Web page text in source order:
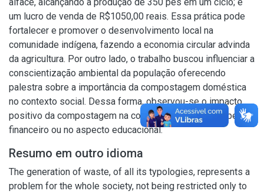
um lucro de venda de R$1050,00 reais. Essa prática pode
fortalecer e promover o desenvolvimento local na
comunidade indígena, fazendo a economia circular advinda
da agricultura. Por outro lado, o trabalho buscou influenciar a
conscientização ambiental da população oferecendo
palestra sobre a importância da compostagem doméstica
no contexto social. Dessa forma, observou-se o impacto
positivo da compostagem na comunidade, seja no aspecto
financeiro ou no aspecto educacional.
Resumo em outro idioma
The generation of waste, of all its typologies, represents a
problem for the whole society, not being restricted only to